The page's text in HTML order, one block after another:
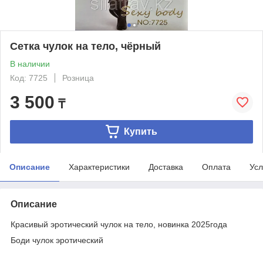
Сетка чулок на тело, чёрный
В наличии
Код: 7725
Розница
3 500 ₸
Купить
Описание Характеристики Доставка Оплата
Описание
Красивый эротический чулок на тело, новинка 2025года
Боди чулок эротический